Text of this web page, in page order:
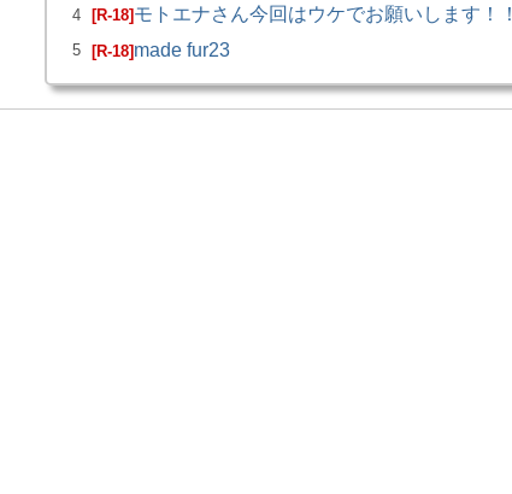
4 [R-18]モトエナさん今回はウケでお願いします！！
5 [R-18]made fur23